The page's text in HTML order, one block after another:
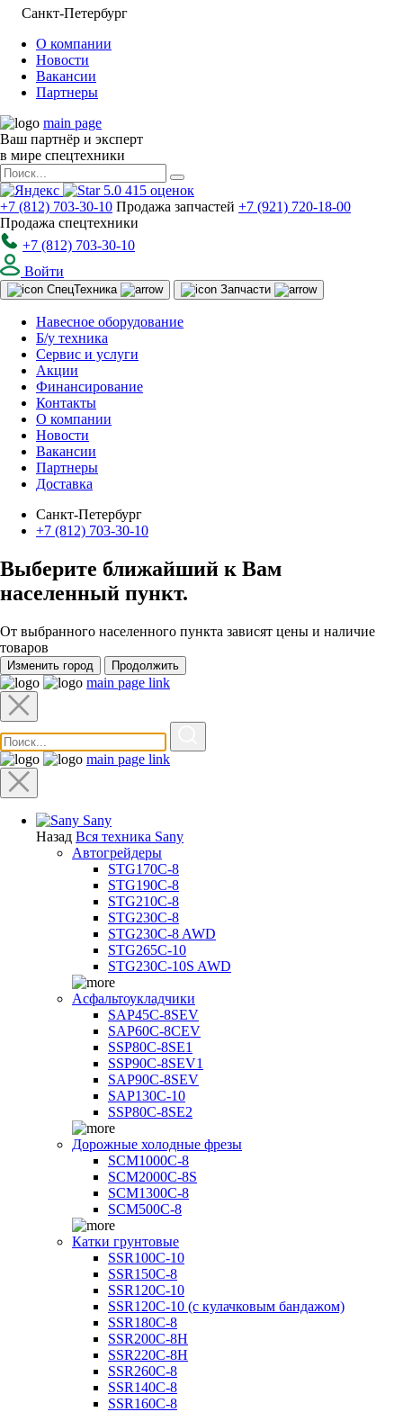
Санкт-Петербург
О компании
Новости
Вакансии
Партнеры
main page
Ваш партнёр и эксперт
в мире спецтехники
5.0 415 оценок
+7 (812) 703-30-10 Продажа запчастей +7 (921) 720-18-00
Продажа спецтехники
+7 (812) 703-30-10
Войти
СпецТехника Запчасти
Навесное оборудование
Б/у техника
Сервис и услуги
Акции
Финансирование
Контакты
О компании
Новости
Вакансии
Партнеры
Доставка
Санкт-Петербург
+7 (812) 703-30-10
Выберите ближайший к Вам
населенный пункт.
От выбранного населенного пункта зависят цены и наличие
товаров
Изменить город Продолжить
main page link
main page link
Sany
Назад Вся техника Sany
Автогрейдеры
STG170C-8
STG190C-8
STG210C-8
STG230C-8
STG230C-8 AWD
STG265C-10
STG230C-10S AWD
Асфальтоукладчики
SAP45С-8SEV
SAP60C-8CEV
SSP80C-8SE1
SSP90C-8SEV1
SAP90C-8SEV
SAP130C-10
SSP80C-8SE2
Дорожные холодные фрезы
SCM1000C-8
SCM2000C-8S
SCM1300C-8
SCM500C-8
Катки грунтовые
SSR100C-10
SSR150C-8
SSR120C-10
SSR120C-10 (с кулачковым бандажом)
SSR180C-8
SSR200C-8H
SSR220C-8H
SSR260C-8
SSR140C-8
SSR160C-8